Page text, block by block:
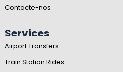
Contacte-nos
Services
Airport Transfers
Train Station Rides